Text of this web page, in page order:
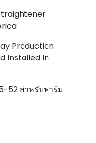
Production
Installed In
52 สำหรับฟาร์ม